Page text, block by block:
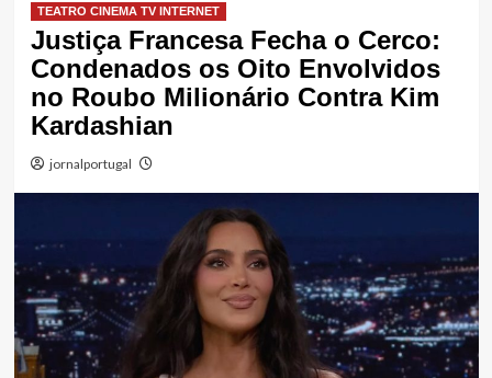
TEATRO CINEMA TV INTERNET
Justiça Francesa Fecha o Cerco:
Condenados os Oito Envolvidos
no Roubo Milionário Contra Kim
Kardashian
jornalportugal